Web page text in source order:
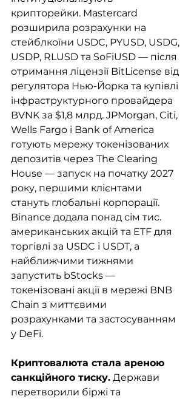
крипторейки. Mastercard
розширила розрахунки на
стейблкоїни USDC, PYUSD, USDG,
USDP, RLUSD та SoFiUSD — після
отримання ліцензії BitLicense від
регулятора Нью-Йорка та купівлі
інфраструктурного провайдера
BVNK за $1,8 млрд. JPMorgan, Citi,
Wells Fargo і Bank of America
готують мережу токенізованих
депозитів через The Clearing
House — запуск на початку 2027
року, першими клієнтами
стануть глобальні корпорації.
Binance додала понад сім тис.
американських акцій та ETF для
торгівлі за USDC і USDT, а
найближчими тижнями
запустить bStocks —
токенізовані акції в мережі BNB
Chain з миттєвими
розрахунками та застосуванням
у DeFi.
Криптовалюта стала ареною
санкційного тиску. Держави
перетворили біржі та